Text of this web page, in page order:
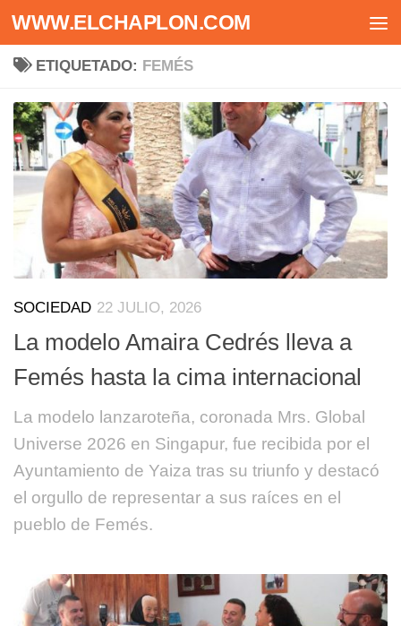
Saltar al contenido
WWW.ELCHAPLON.COM
ETIQUETADO: FEMÉS
SOCIEDAD 22 JULIO, 2026
La modelo Amaira Cedrés lleva a
Femés hasta la cima internacional
La modelo lanzaroteña, coronada Mrs. Global
Universe 2026 en Singapur, fue recibida por el
Ayuntamiento de Yaiza tras su triunfo y destacó
el orgullo de representar a sus raíces en el
pueblo de Femés.